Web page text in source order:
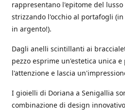
rappresentano l'epitome del lusso
strizzando l'occhio al portafogli
in argento!).
Dagli anelli scintillanti ai
pezzo esprime un'estetica unica
l'attenzione e lascia
I gioielli di Doriana a Senigallia
combinazione di design